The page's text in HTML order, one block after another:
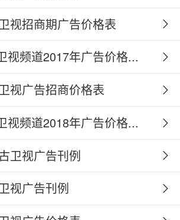
视招商期广告价格表
视频道2017年广告价格...
视广告招商价格表
视频道2018年广告价格...
卫视广告刊例
视广告刊例